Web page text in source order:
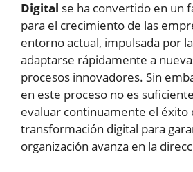
Digital se ha convertido en un
para el crecimiento de las
entorno actual, impulsada por
adaptarse rápidamente a
procesos innovadores. Sin
en este proceso no es
evaluar continuamente el éxito
transformación digital para
organización avanza en la